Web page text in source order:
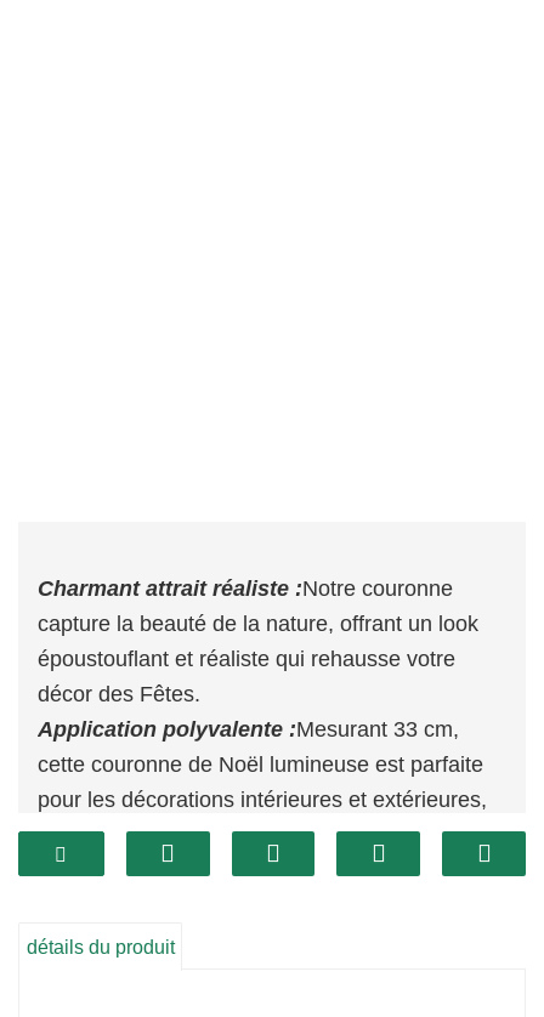
Charmant attrait réaliste :Notre couronne
capture la beauté de la nature, offrant un look
époustouflant et réaliste qui rehausse votre
décor des Fêtes.
Application polyvalente :Mesurant 33 cm,
cette couronne de Noël lumineuse est parfaite
pour les décorations intérieures et extérieures,
ce qui en fait un ajout polyvalent à votre
installation festive.
main à partir de matériaux de qualité
détails du produit